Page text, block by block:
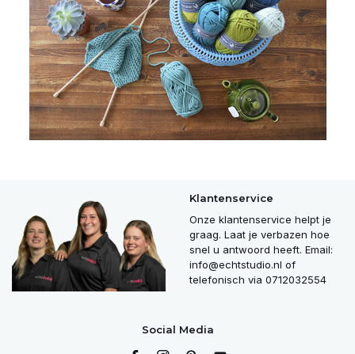
Klantenservice
Onze klantenservice helpt je
graag. Laat je verbazen hoe
snel u antwoord heeft. Email:
info@echtstudio.nl of
telefonisch via 0712032554
Social Media